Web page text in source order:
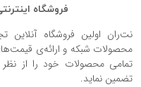
فروشگاه
نت‌ران اولین فروشگاه آنلاین
محصولات شبکه و ارائه‌ی قیمت‌های
تمامی محصولات خود را از
تضمین نماید.